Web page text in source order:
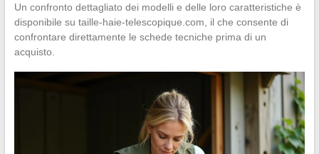
Un confronto dettagliato dei modelli e delle loro caratteristiche è
disponibile su taille-haie-telescopique.com, il che consente di
confrontare direttamente le schede tecniche prima di un
acquisto.